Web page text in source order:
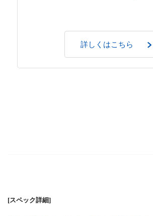
詳しくはこちら
[スペック詳細]